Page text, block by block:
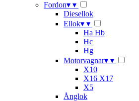
Fordon▾ ▾
Diesellok
Ellok▾ ▾
Ha Hb
Hc
Hg
Motorvagnar▾ ▾
X10
X16 X17
X5
Ånglok